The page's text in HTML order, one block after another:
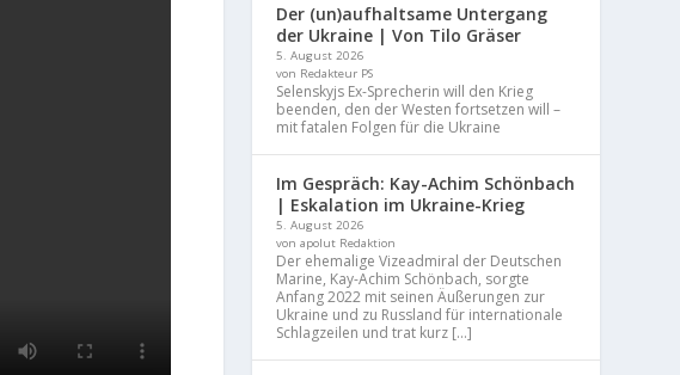
Der (un)aufhaltsame Untergang
der Ukraine | Von Tilo Gräser
5. August 2026
von Redakteur PS
Selenskyjs Ex-Sprecherin will den Krieg
beenden, den der Westen fortsetzen will –
mit fatalen Folgen für die Ukraine
Im Gespräch: Kay-Achim Schönbach
| Eskalation im Ukraine-Krieg
5. August 2026
von apolut Redaktion
Der ehemalige Vizeadmiral der Deutschen
Marine, Kay-Achim Schönbach, sorgte
Anfang 2022 mit seinen Äußerungen zur
Ukraine und zu Russland für internationale
Schlagzeilen und trat kurz […]